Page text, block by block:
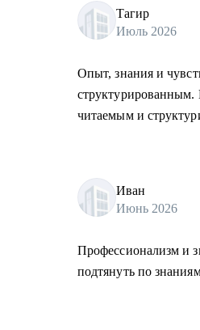
Тагир
Июль 2026
Опыт, знания и
структурированным.
читаемым и
Иван
Июнь 2026
Профессионализм и
подтянуть по